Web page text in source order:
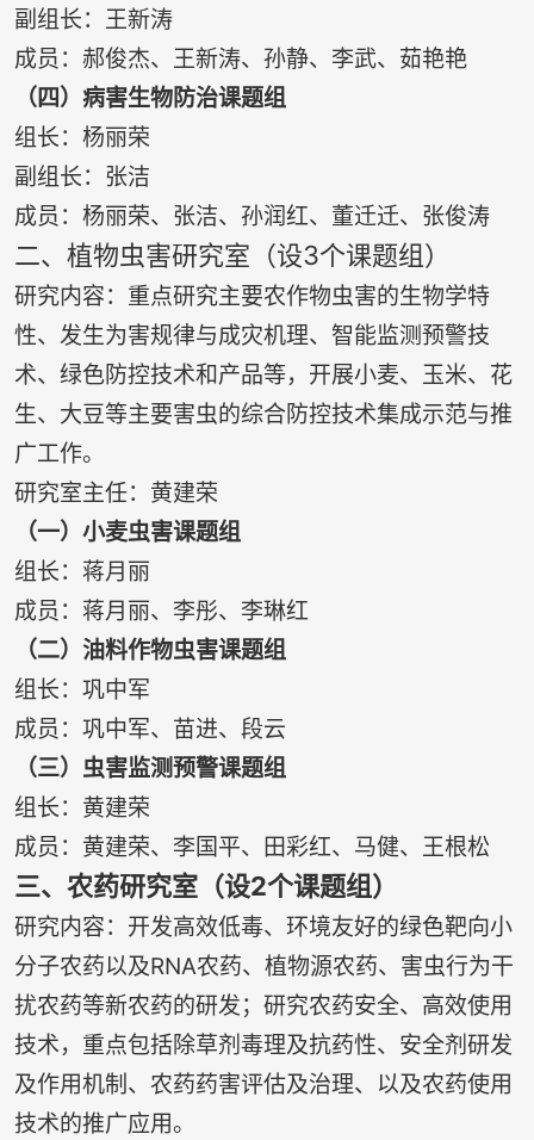
副组长：王新涛
成员：郝俊杰、王新涛、孙静、李武、茹艳艳
（四）病害生物防治课题组
组长：杨丽荣
副组长：张洁
成员：杨丽荣、张洁、孙润红、董迁迁、张俊涛
二、植物虫害研究室（设3个课题组）
研究内容：重点研究主要农作物虫害的生物学特
性、发生为害规律与成灾机理、智能监测预警技
术、绿色防控技术和产品等，开展小麦、玉米、花
生、大豆等主要害虫的综合防控技术集成示范与推
广工作。
研究室主任：黄建荣
（一）小麦虫害课题组
组长：蒋月丽
成员：蒋月丽、李彤、李琳红
（二）油料作物虫害课题组
组长：巩中军
成员：巩中军、苗进、段云
（三）虫害监测预警课题组
组长：黄建荣
成员：黄建荣、李国平、田彩红、马健、王根松
三、农药研究室（设2个课题组）
研究内容：开发高效低毒、环境友好的绿色靶向小
分子农药以及RNA农药、植物源农药、害虫行为干
扰农药等新农药的研发；研究农药安全、高效使用
技术，重点包括除草剂毒理及抗药性、安全剂研发
及作用机制、农药药害评估及治理、以及农药使用
技术的推广应用。